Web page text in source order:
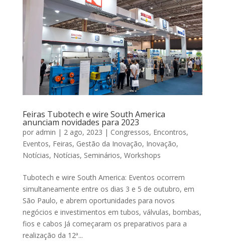
Feiras Tubotech e wire South America
anunciam novidades para 2023
por admin | 2 ago, 2023 | Congressos, Encontros,
Eventos, Feiras, Gestão da Inovação, Inovação,
Notícias, Notícias, Seminários, Workshops
Tubotech e wire South America: Eventos ocorrem
simultaneamente entre os dias 3 e 5 de outubro, em
São Paulo, e abrem oportunidades para novos
negócios e investimentos em tubos, válvulas, bombas,
fios e cabos Já começaram os preparativos para a
realização da 12ª...